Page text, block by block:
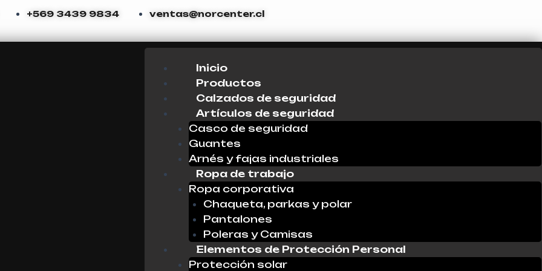
+569 3439 9834 ventas@norcenter.cl
Inicio
Productos
Calzados de seguridad
Artículos de seguridad
Casco de seguridad
Guantes
Arnés y fajas industriales
Ropa de trabajo
Ropa corporativa
Chaqueta, parkas y polar
Pantalones
Poleras y Camisas
Elementos de Protección Personal
Protección solar